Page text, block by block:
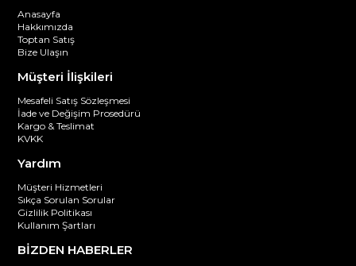
Anasayfa
Hakkımızda
Toptan Satış
Bize Ulaşın
Müşteri İlişkileri
Mesafeli Satış Sözleşmesi
İade ve Değişim Prosedürü
Kargo & Teslimat
KVKK
Yardım
Müşteri Hizmetleri
Sıkça Sorulan Sorular
Gizlilik Politikası
Kullanım Şartları
BİZDEN HABERLER